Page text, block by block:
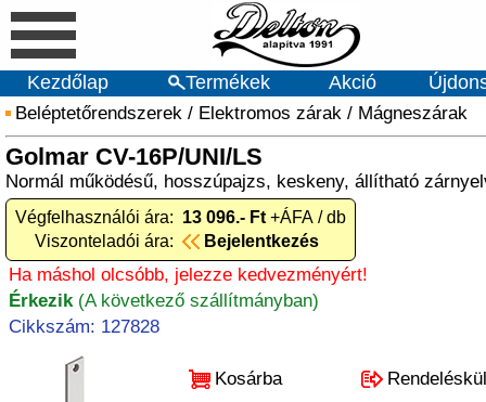
Kezdőlap Termékek Akció
Beléptetőrendszerek / Elektromos zárak / Mágneszárak
Golmar CV-16P/UNI/LS
Normál működésű, hosszúpajzs, keskeny, állítható
Végfelhasználói ára: 13 096.- Ft +ÁFA / db
Viszonteladói ára:
Bejelentkezés
Ha máshol olcsóbb, jelezze kedvezményért!
Érkezik(A következő szállítmányban)
Cikkszám: 127828
Kosárba